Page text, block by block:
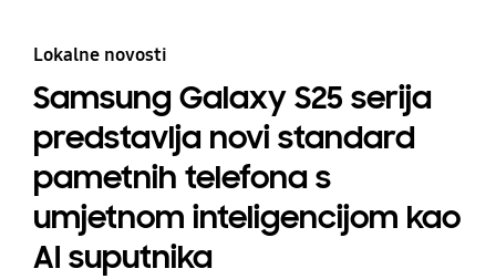
Lokalne novosti
Samsung Galaxy S25 serija
predstavlja novi standard
pametnih telefona s
umjetnom inteligencijom kao
AI suputnika